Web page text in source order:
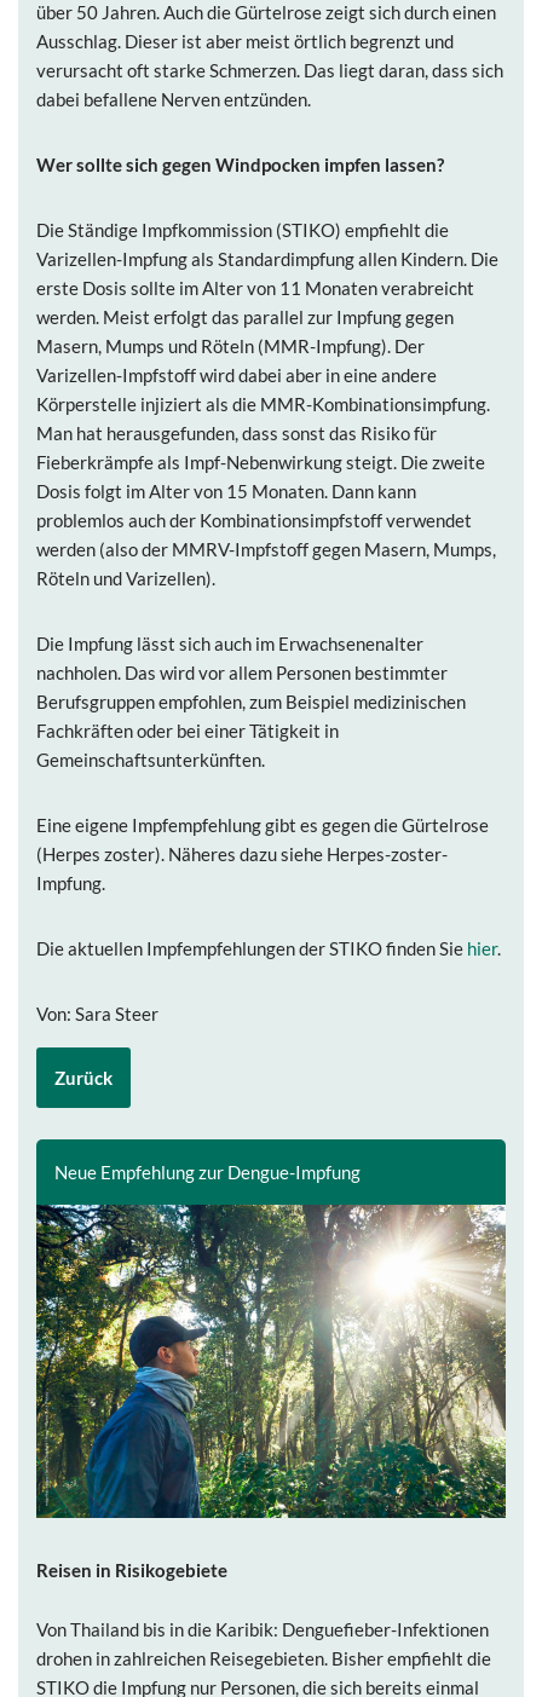
über 50 Jahren. Auch die Gürtelrose zeigt sich durch einen
Ausschlag. Dieser ist aber meist örtlich begrenzt und
verursacht oft starke Schmerzen. Das liegt daran, dass sich
dabei befallene Nerven entzünden.
Wer sollte sich gegen Windpocken impfen lassen?
Die Ständige Impfkommission (STIKO) empfiehlt die
Varizellen-Impfung als Standardimpfung allen Kindern. Die
erste Dosis sollte im Alter von 11 Monaten verabreicht
werden. Meist erfolgt das parallel zur Impfung gegen
Masern, Mumps und Röteln (MMR-Impfung). Der
Varizellen-Impfstoff wird dabei aber in eine andere
Körperstelle injiziert als die MMR-Kombinationsimpfung.
Man hat herausgefunden, dass sonst das Risiko für
Fieberkrämpfe als Impf-Nebenwirkung steigt. Die zweite
Dosis folgt im Alter von 15 Monaten. Dann kann
problemlos auch der Kombinationsimpfstoff verwendet
werden (also der MMRV-Impfstoff gegen Masern, Mumps,
Röteln und Varizellen).
Die Impfung lässt sich auch im Erwachsenenalter
nachholen. Das wird vor allem Personen bestimmter
Berufsgruppen empfohlen, zum Beispiel medizinischen
Fachkräften oder bei einer Tätigkeit in
Gemeinschaftsunterkünften.
Eine eigene Impfempfehlung gibt es gegen die Gürtelrose
(Herpes zoster). Näheres dazu siehe Herpes-zoster-
Impfung.
Die aktuellen Impfempfehlungen der STIKO finden Sie hier.
Von: Sara Steer
Zurück
Neue Empfehlung zur Dengue-Impfung
Reisen in Risikogebiete
Von Thailand bis in die Karibik: Denguefieber-Infektionen
drohen in zahlreichen Reisegebieten. Bisher empfiehlt die
STIKO die Impfung nur Personen, die sich bereits einmal